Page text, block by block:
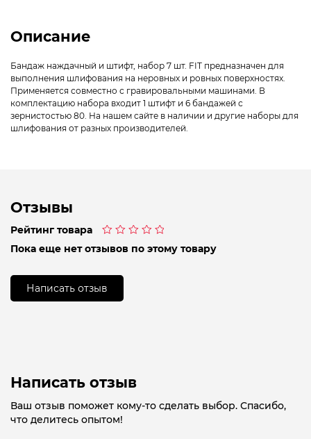
Описание
Бандаж наждачный и штифт, набор 7 шт. FIT предназначен для
выполнения шлифования на неровных и ровных поверхностях.
Применяется совместно с гравировальными машинами. В
комплектацию набора входит 1 штифт и 6 бандажей с
зернистостью 80. На нашем сайте в наличии и другие наборы для
шлифования от разных производителей.
Отзывы
Рейтинг товара
0
Пока еще нет отзывов по этому товару
Написать отзыв
Написать отзыв
Ваш отзыв поможет кому-то сделать выбор. Спасибо,
что делитесь опытом!